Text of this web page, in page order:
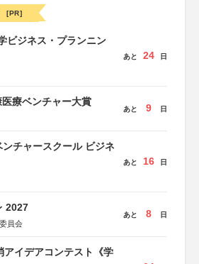
[PR]
ビジネス・プランニン
あと 24 日
療ベンチャー大賞
あと 9 日
チャースクール ビジネ
あと 16 日
2027
員会
あと 8 日
アイデアコンテスト《学